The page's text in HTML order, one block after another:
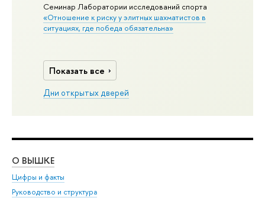
Семинар Лаборатории исследований спорта
«Отношение к риску у элитных шахматистов в
ситуациях, где победа обязательна»
Показать все
Дни открытых дверей
О ВЫШКЕ
Цифры и факты
Руководство и структура